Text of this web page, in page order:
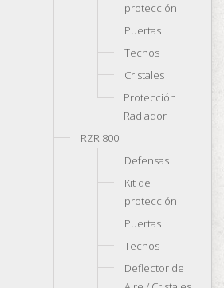
protección
Puertas
Techos
Cristales
Protección
Radiador
RZR 800
Defensas
Kit de
protección
Puertas
Techos
Deflector de